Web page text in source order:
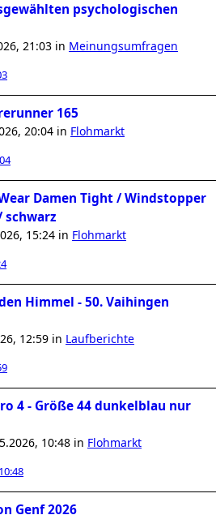
psychologischen
21:03 in Meinungsumfragen
165
20:04 in Flohmarkt
Damen Tight / Windstopper
schwarz
15:24 in Flohmarkt
Himmel - 50. Vaihingen
12:59 in Laufberichte
4 - Größe 44 dunkelblau nur
10:48 in Flohmarkt
Genf 2026